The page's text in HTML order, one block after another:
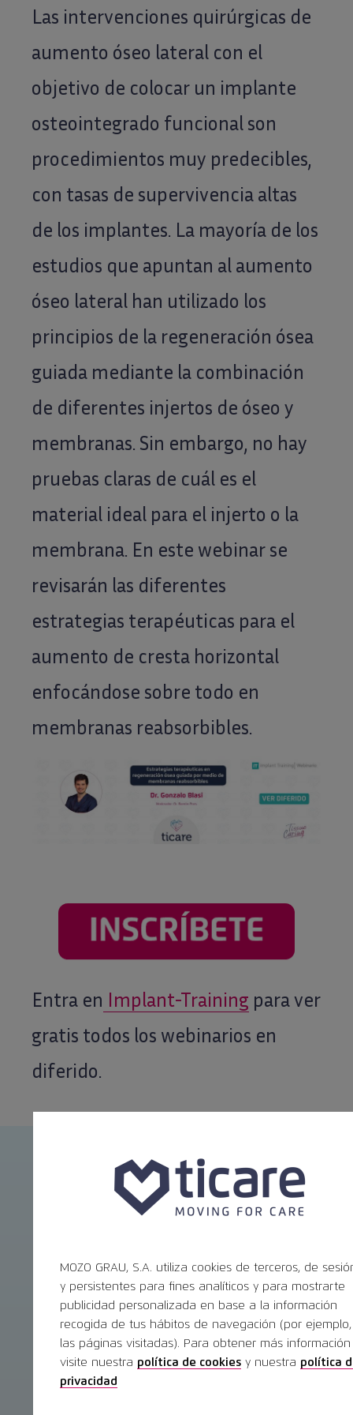
Las intervenciones quirúrgicas de
aumento óseo lateral con el
objetivo de colocar un implante
osteointegrado funcional son
procedimientos muy predecibles,
con tasas de supervivencia altas
de los implantes. La mayoría de los
estudios que apuntan al aumento
óseo lateral han utilizado los
principios de la regeneración ósea
guiada mediante la combinación
de diferentes injertos de óseo y
membranas. Sin embargo, no hay
pruebas claras de cuál es el
material ideal para el injerto o la
membrana. En este webinar se
revisarán las diferentes
estrategias terapéuticas para el
aumento de cresta horizontal
enfocándose sobre todo en
membranas reabsorbibles.
Entra en Implant-Training para ver
gratis todos los webinarios en
diferido.
Noticias
Mozo Grau recibe apoyo
de instituciones para
estar presente en Sino
MOZO GRAU, S.A. utiliza cookies de terceros, de
y persistentes para fines analíticos y para mostrarte
publicidad personalizada en base a la información
recogida de tus hábitos de navegación (por ejemplo,
las páginas visitadas). Para obtener más información
visite nuestra política de cookiesy nuestra política
privacidad